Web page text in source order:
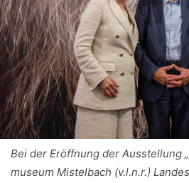
Bei der Eröffnung der Ausstellung
museum Mistelbach (v.l.n.r.)